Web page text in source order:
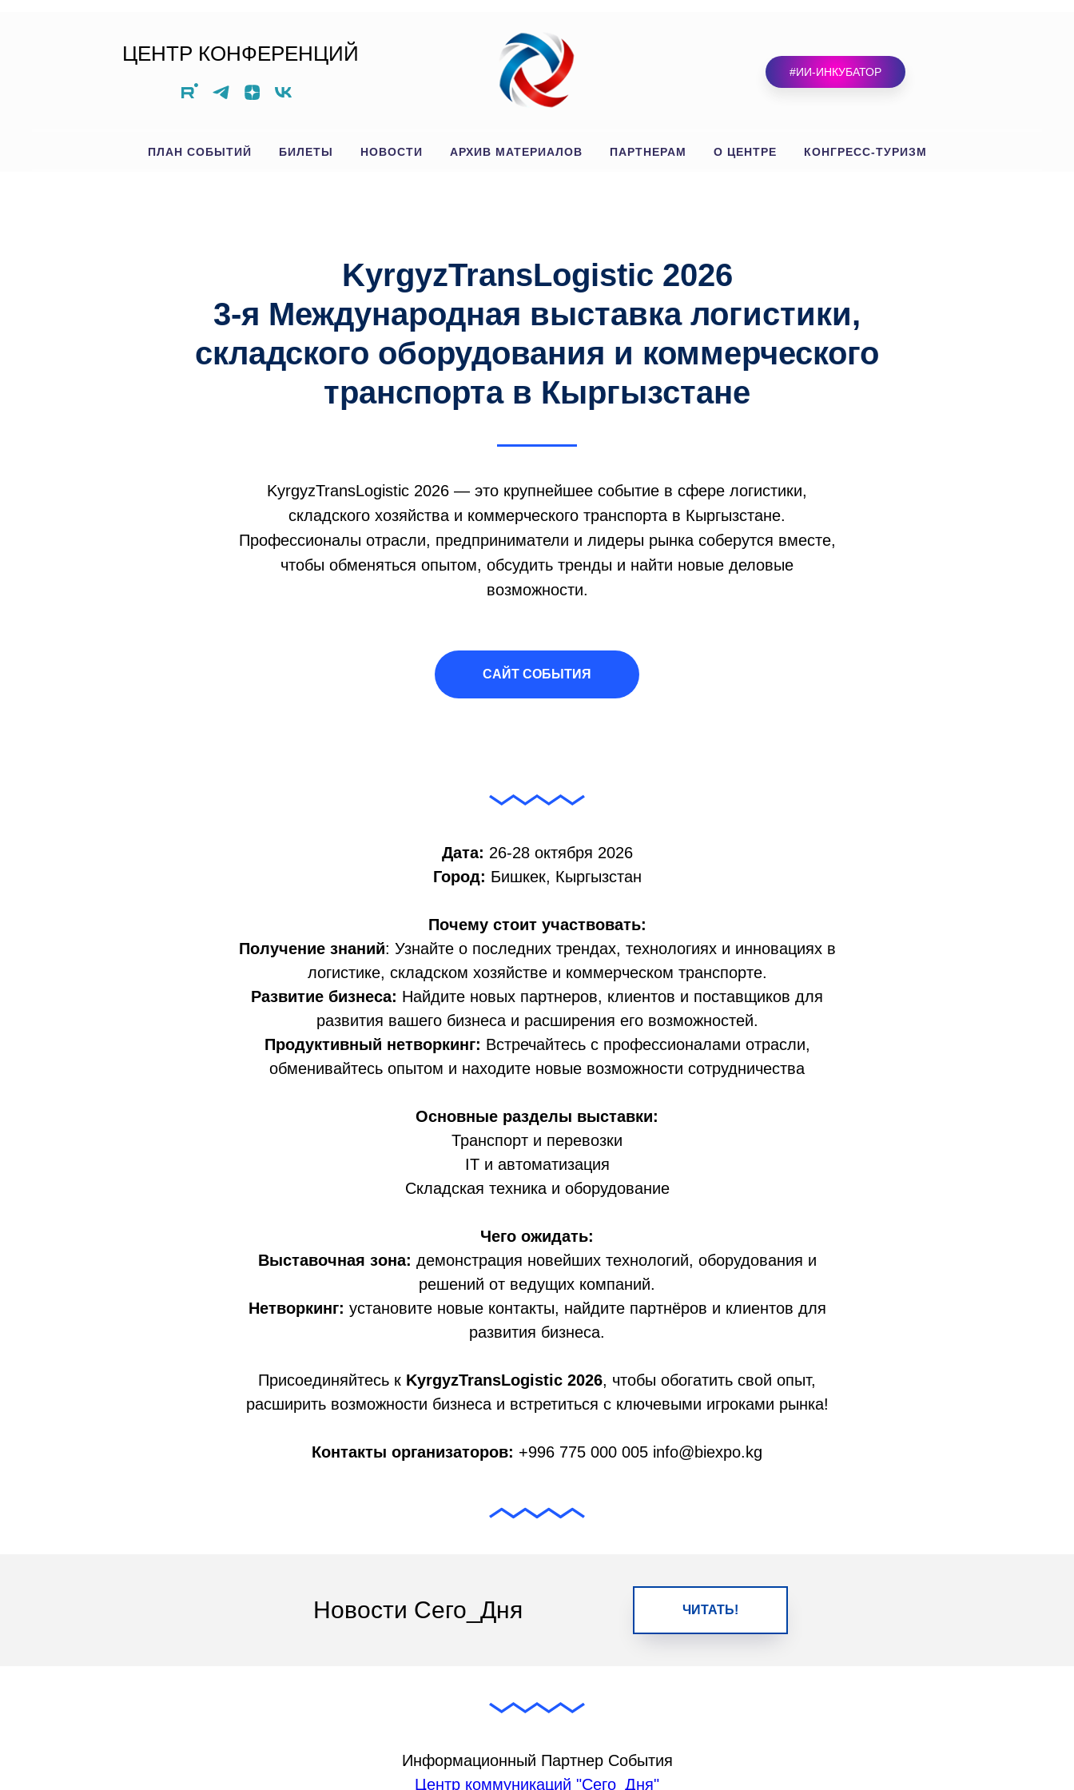
ЦЕНТР КОНФЕРЕНЦИЙ
#ИИ-ИНКУБАТОР
ПЛАН СОБЫТИЙ БИЛЕТЫ НОВОСТИ АРХИВ МАТЕРИАЛОВ ПАРТНЕРАМ О ЦЕНТРЕ КОНГРЕСС-ТУРИЗМ
KyrgyzTransLogistic 2026
3-я Международная выставка логистики,
складского оборудования и коммерческого
транспорта в Кыргызстане
KyrgyzTransLogistic 2026 — это крупнейшее событие в сфере логистики,
складского хозяйства и коммерческого транспорта в Кыргызстане.
Профессионалы отрасли, предприниматели и лидеры рынка соберутся вместе,
чтобы обменяться опытом, обсудить тренды и найти новые деловые
возможности.
САЙТ СОБЫТИЯ
Дата: 26-28 октября 2026
Город: Бишкек, Кыргызстан
Почему стоит участвовать:
Получение знаний: Узнайте о последних трендах, технологиях и инновациях в
логистике, складском хозяйстве и коммерческом транспорте.
Развитие бизнеса: Найдите новых партнеров, клиентов и поставщиков для
развития вашего бизнеса и расширения его возможностей.
Продуктивный нетворкинг: Встречайтесь с профессионалами отрасли,
обменивайтесь опытом и находите новые возможности сотрудничества
Основные разделы выставки:
Транспорт и перевозки
IT и автоматизация
Складская техника и оборудование
Чего ожидать:
Выставочная зона: демонстрация новейших технологий, оборудования и
решений от ведущих компаний.
Нетворкинг: установите новые контакты, найдите партнёров и клиентов для
развития бизнеса.
Присоединяйтесь к KyrgyzTransLogistic 2026, чтобы обогатить свой опыт,
расширить возможности бизнеса и встретиться с ключевыми игроками рынка!
Контакты организаторов: +996 775 000 005 info@biexpo.kg
Новости Сего_Дня ЧИТАТЬ!
Информационный Партнер События
Центр коммуникаций "Сего_Дня"